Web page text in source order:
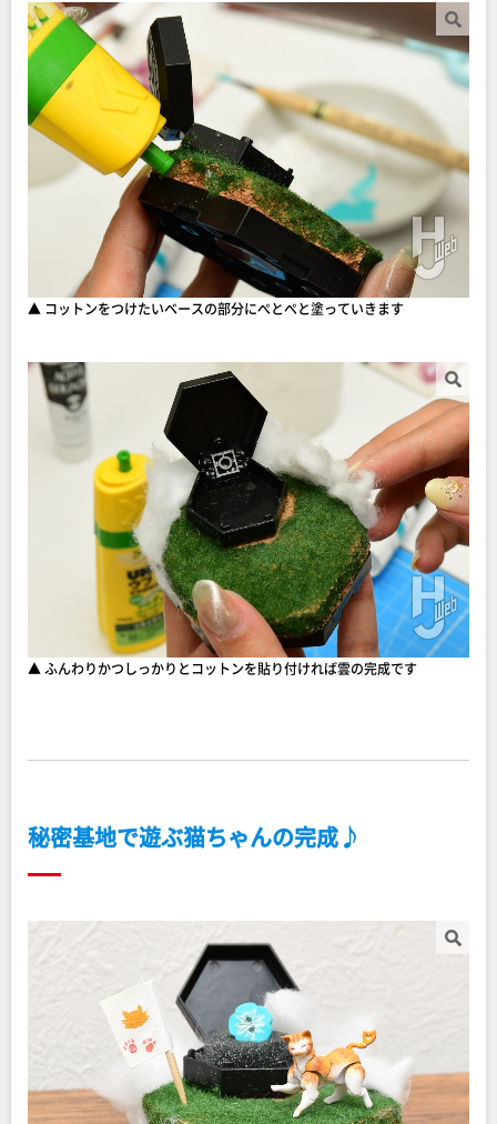
▲ コットンをつけたいベースの部分にぺとぺと塗っていきます
▲ ふんわりかつしっかりとコットンを貼り付ければ雲の完成です
秘密基地で遊ぶ猫ちゃんの完成♪